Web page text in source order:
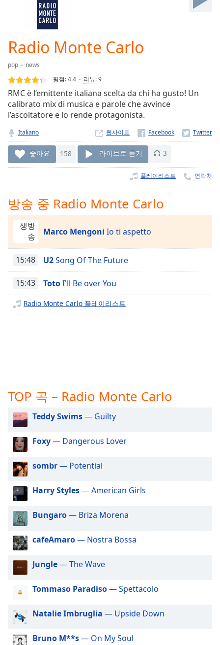
Loaded:
0.00%
Stream
TypeLIVE
Seek to
currently
behind
liveLIVE
Remaining
Time-
Playback
Rate
Chapters
Descriptions
off,
settings
subtitles
off
selected
Track
in-
Picture
Fullscreen
This
modal
window.
Beginning
dialog
window.
Radio Monte Carlo
pop
news
평점:4.4 리뷰:9
RMC è l’emittente italiana scelta da chi ha gusto! Un
calibrato mix di musica e parole che avvince
l’ascoltatore e lo rende protagonista.
Italiano 웹사이트
좋아요 158 라이브로 듣기 3
플레이리스트 연락처
방송 중 Radio Monte Carlo
생방
송
Marco Mengoni Io ti aspetto
15:48 U2Song Of The Future
15:43 TotoI'll Be over You
Radio Monte Carlo 플레이리스트
TOP 곡 – Radio Monte Carlo
Teddy Swims— Guilty
Foxy— Dangerous Lover
sombr— Potential
Harry Styles— American Girls
Bungaro— Briza Morena
cafeAmaro— Nostra Bossa
Jungle— The Wave
Tommaso Paradiso— Spettacolo
Natalie Imbruglia — Upside Down
Bruno M**s— On My Soul